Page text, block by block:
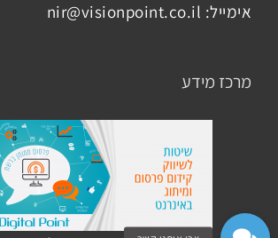
אימייל: nir@visionpoint.co.il
מרכז מידע